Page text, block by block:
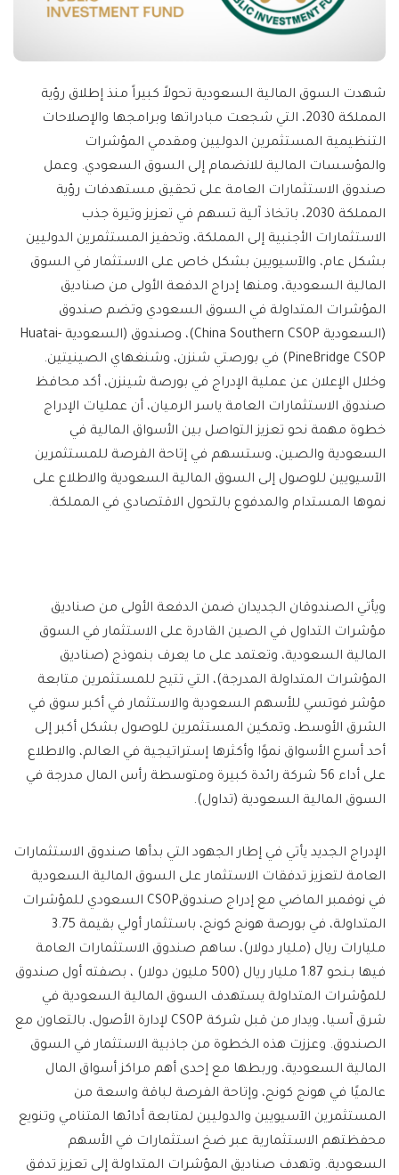
شهدت السوق المالية السعودية تحولاً كبيراً منذ إطلاق رؤية
المملكة 2030، التي شجعت مبادراتها وبرامجها والإصلاحات
التنظيمية المستثمرين الدوليين ومقدمي المؤشرات
والمؤسسات المالية للانضمام إلى السوق السعودي. وعمل
صندوق الاستثمارات العامة على تحقيق مستهدفات رؤية
المملكة 2030، باتخاذ آلية تسهم في تعزيز وتيرة جذب
الاستثمارات الأجنبية إلى المملكة، وتحفيز المستثمرين الدوليين
بشكل عام، والآسيويين بشكل خاص على الاستثمار في السوق
المالية السعودية، ومنها إدراج الدفعة الأولى من صناديق
المؤشرات المتداولة في السوق السعودي وتضم صندوق
(السعودية China Southern CSOP)، وصندوق (السعودية Huatai-
PineBridge CSOP) في بورصتي شنزن، وشنغهاي الصينيتين.
وخلال الإعلان عن عملية الإدراج في بورصة شينزن، أكد محافظ
صندوق الاستثمارات العامة ياسر الرميان، أن عمليات الإدراج
خطوة مهمة نحو تعزيز التواصل بين الأسواق المالية في
السعودية والصين، وستسهم في إتاحة الفرصة للمستثمرين
الآسيويين للوصول إلى السوق المالية السعودية والاطلاع على
نموها المستدام والمدفوع بالتحول الاقتصادي في المملكة.
ويأتي الصندوقان الجديدان ضمن الدفعة الأولى من صناديق
مؤشرات التداول في الصين القادرة على الاستثمار في السوق
المالية السعودية، وتعتمد على ما يعرف بنموذج (صناديق
المؤشرات المتداولة المدرجة)، التي تتيح للمستثمرين متابعة
مؤشر فوتسي للأسهم السعودية والاستثمار في أكبر سوق في
الشرق الأوسط، وتمكين المستثمرين للوصول بشكل أكبر إلى
أحد أسرع الأسواق نموًا وأكثرها إستراتيجية في العالم، والاطلاع
على أداء 56 شركة رائدة كبيرة ومتوسطة رأس المال مدرجة في
السوق المالية السعودية (تداول).
الإدراج الجديد يأتي في إطار الجهود التي بدأها صندوق الاستثمارات
العامة لتعزيز تدفقات الاستثمار على السوق المالية السعودية
في نوفمبر الماضي مع إدراج صندوقCSOP السعودي للمؤشرات
المتداولة، في بورصة هونج كونج، باستثمار أولي بقيمة 3.75
مليارات ريال (مليار دولار)، ساهم صندوق الاستثمارات العامة
فيها بـنحو 1.87 مليار ريال (500 مليون دولار) ، بصفته أول صندوق
للمؤشرات المتداولة يستهدف السوق المالية السعودية في
شرق آسيا، ويدار من قبل شركة CSOP لإدارة الأصول، بالتعاون مع
الصندوق. وعززت هذه الخطوة من جاذبية الاستثمار في السوق
المالية السعودية، وربطها مع إحدى أهم مراكز أسواق المال
عالميًا في هونج كونج، وإتاحة الفرصة لباقة واسعة من
المستثمرين الآسيويين والدوليين لمتابعة أدائها المتنامي وتنويع
محفظتهم الاستثمارية عبر ضخ استثمارات في الأسهم
السعودية. وتهدف صناديق المؤشرات المتداولة إلى تعزيز تدفق